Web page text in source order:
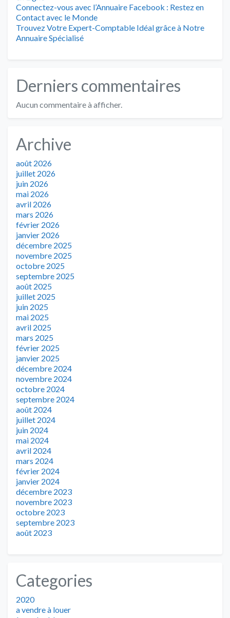
Connectez-vous avec l’Annuaire Facebook : Restez en
Contact avec le Monde
Trouvez Votre Expert-Comptable Idéal grâce à Notre
Annuaire Spécialisé
Derniers commentaires
Aucun commentaire à afficher.
Archive
août 2026
juillet 2026
juin 2026
mai 2026
avril 2026
mars 2026
février 2026
janvier 2026
décembre 2025
novembre 2025
octobre 2025
septembre 2025
août 2025
juillet 2025
juin 2025
mai 2025
avril 2025
mars 2025
février 2025
janvier 2025
décembre 2024
novembre 2024
octobre 2024
septembre 2024
août 2024
juillet 2024
juin 2024
mai 2024
avril 2024
mars 2024
février 2024
janvier 2024
décembre 2023
novembre 2023
octobre 2023
septembre 2023
août 2023
Categories
2020
a vendre à louer